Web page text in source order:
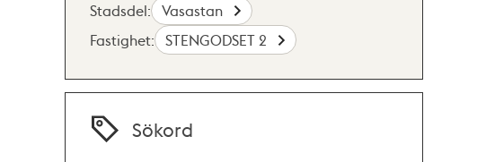
Stadsdel:
Vasastan
Fastighet:
STENGODSET 2
Sökord